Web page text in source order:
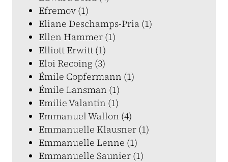
Efremov (1)
Eliane Deschamps-Pria (1)
Ellen Hammer (1)
Elliott Erwitt (1)
Eloi Recoing (3)
Émile Copfermann (1)
Émile Lansman (1)
Emilie Valantin (1)
Emmanuel Wallon (4)
Emmanuelle Klausner (1)
Emmanuelle Lenne (1)
Emmanuelle Saunier (1)